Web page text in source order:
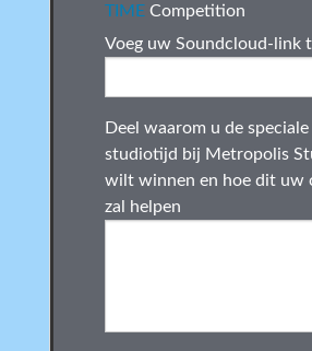
TIMECompetition
Voeg uw Soundcloud-link
Deel waarom u de speciale
studiotijd bij Metropolis
wilt winnen en hoe dit uw
zal helpen